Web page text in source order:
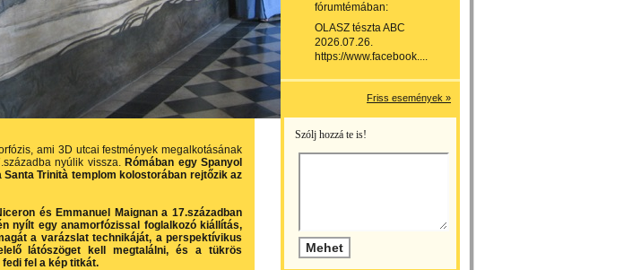
ami 3D utcai festmények megalkotásának
nyúlik vissza. Rómában egy Spanyol
Trinità templom kolostorában rejtőzik az
és Emmanuel Maignan a 17.században
nyílt egy anamorfózissal foglalkozó kiállítás,
a varázslat technikáját, a perspektívikus
látószöget kell megtalálni, és a tükrös
fel a kép titkát.
fórumtémában:
OLASZ tészta ABC
2026.07.26.
https://www.facebook....
Friss események »
Szólj hozzá te is!